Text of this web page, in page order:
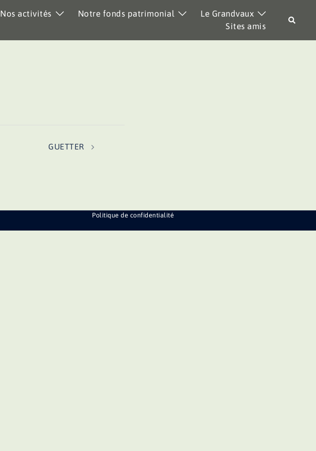
Nos activités Notre fonds patrimonial
Le Grandvaux
Sites amis
GUETTER
Politique de confidentialité